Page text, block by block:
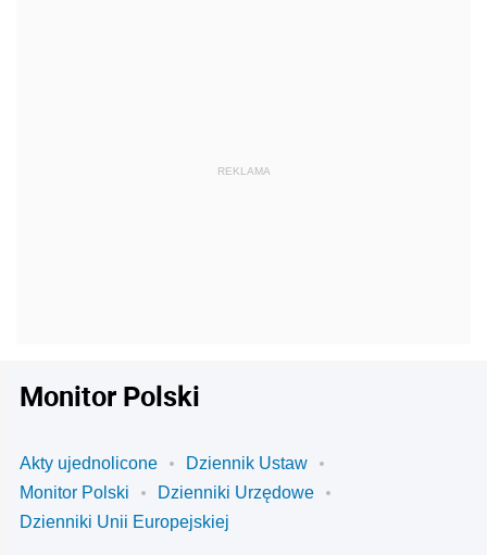
Monitor Polski
Akty ujednolicone
Dziennik Ustaw
Monitor Polski
Dzienniki Urzędowe
Dzienniki Unii Europejskiej